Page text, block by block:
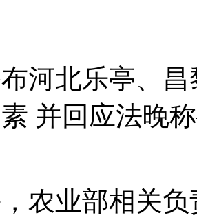
河北乐亭、
并回应法晚
农业部相关